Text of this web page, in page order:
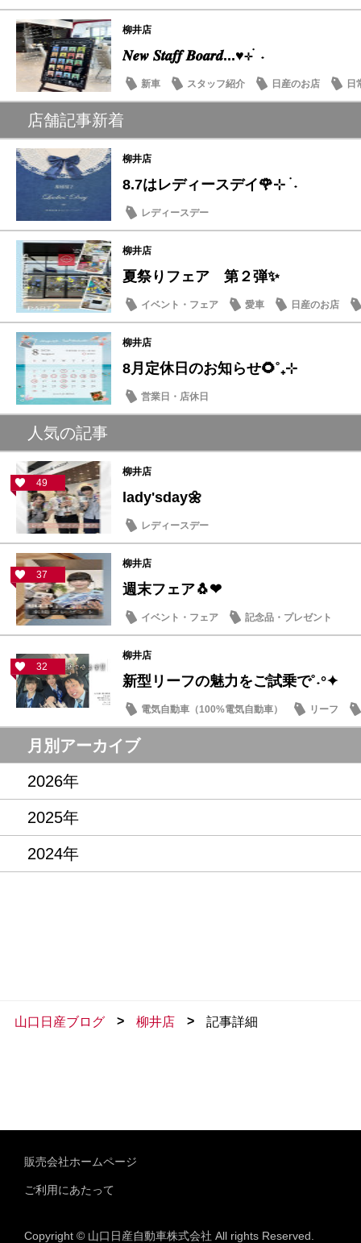
柳井店
𝑵𝒆𝒘 𝑺𝒕𝒂𝒇𝒇 𝑩𝒐𝒂𝒓𝒅...♥⊹ ࣪ ˖
新車 スタッフ紹介 日産のお店 日
店舗記事新着
柳井店
8.7はレディースデイ🌹⊹ ࣪ ˖
レディースデー
柳井店
夏祭りフェア 第２弾✨
イベント・フェア 愛車 日産のお店
柳井店
8月定休日のお知らせ🌻˚₊⊹
営業日・店休日
人気の記事
49
柳井店
lady'sday🌼
レディースデー
37
柳井店
週末フェア🐧❤
イベント・フェア 記念品・プレゼント
32
柳井店
新型リーフの魅力をご試乗で˚˖°✦
電気自動車（100%電気自動車）
リーフ
記念品・プレゼント
月別アーカイブ
2026年
2025年
2024年
山口日産ブログ > 柳井店 > 記事詳細
販売会社ホームページ
ご利用にあたって
Copyright © 山口日産自動車株式会社 All rights Reserved.